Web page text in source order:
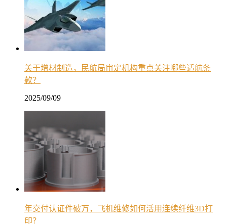
关于增材制造，民航局审定机构重点关注哪些适航条
款？
2025/09/09
年交付认证件破万，飞机维修如何活用连续纤维3D打
印？